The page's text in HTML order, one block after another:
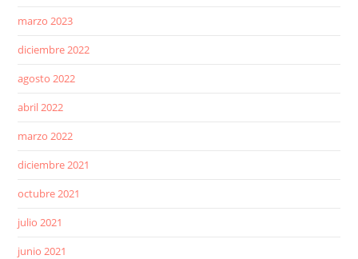
marzo 2023
diciembre 2022
agosto 2022
abril 2022
marzo 2022
diciembre 2021
octubre 2021
julio 2021
junio 2021